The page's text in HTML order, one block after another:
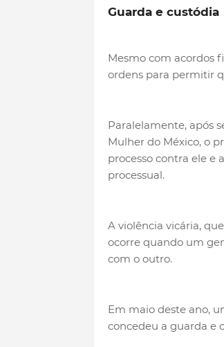
Guarda e custódia
Mesmo com acordos
ordens para permitir
Paralelamente, após
Mulher do México, o
processo contra ele e
processual.
A violência vicária,
ocorre quando um
com o outro.
Em maio deste ano,
concedeu a guarda e